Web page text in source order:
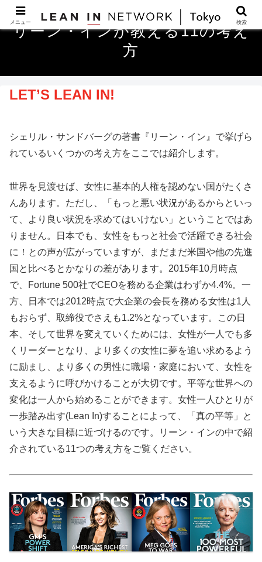
リーン・インが教える11の考え
方
LET’S LEAN IN!
シェリル・サンドバーグの著書『リーン・イン』で挙げら
れているいくつかの考え方をここでは紹介します。
世界を見渡せば、女性に基本的人権を認めない国がたくさ
んあります。ただし、「もっと悪い状況があるからといっ
て、より良い状況を求めてはいけない」ということではあ
りません。日本でも、女性をもっと社会で活躍できる社会
に！との声が広がっていますが、まだまだ米国や他の先進
国と比べるとかなりの差があります。2015年10月時点
で、Fortune 500社でCEOを務める企業はわずか4.4%。一
方、日本では2012時点で大企業の会長を務める女性は1人
もおらず、取締役でさえも1.2%となっています。この日
本、そして世界を変えていくためには、女性が一人でも多
くリーダーとなり、より多くの女性に夢を追い求めるよう
に励まし、より多くの男性に職場・家庭において、女性を
支えるように呼びかけることが大切です。平等な世界への
変化は一人から始めることができます。女性一人ひとりが
一歩踏み出す(Lean In)することによって、「真の平等」と
いう大きな目標に近づけるのです。リーン・インの中で紹
介されている11つの考え方をご覧ください。
メニュー 検索